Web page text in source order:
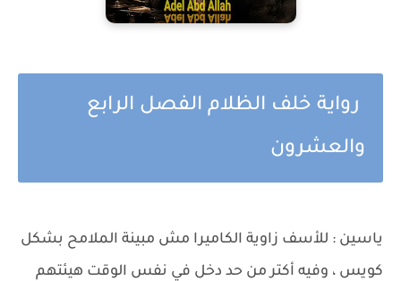
رواية خلف الظلام الفصل الرابع
والعشرون
ياسين : للأسف زاوية الكاميرا مش مبينة الملامح بشكل
كويس ، وفيه أكتر من حد دخل في نفس الوقت هيئتهم